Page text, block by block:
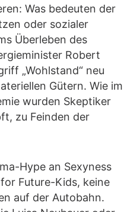
Was bedeuten der
oder sozialer
Überleben des
Robert
„Wohlstand“ neu
Gütern. Wie im
wurden Skeptiker
zu Feinden der
Hype an Sexyness
Future-Kids, keine
auf der Autobahn.